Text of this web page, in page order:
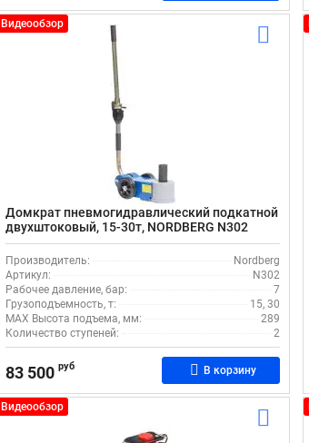
Видеообзор
Домкрат пневмогидравлический подкатной
двухштоковый, 15-30т, NORDBERG N302
Производитель:
Nordberg
Артикул:
N302
Рабочее давление, бар:
7
Грузоподъемность, т:
15, 30
MAX Высота подъема, мм:
289
Количество ступеней:
2
83 500 руб В корзину
Видеообзор